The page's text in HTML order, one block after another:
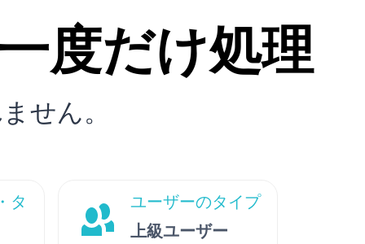
度だけ処理
せん。
タ
ユーザーのタイプ
上級ユーザー